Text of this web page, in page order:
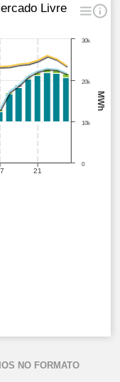
MWh
Livre
21
0
30k
10k
20k
NO FORMATO